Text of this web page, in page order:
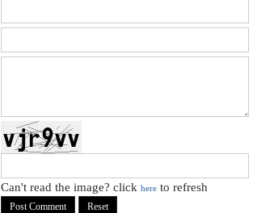
Can't read the image? clickhere to refresh